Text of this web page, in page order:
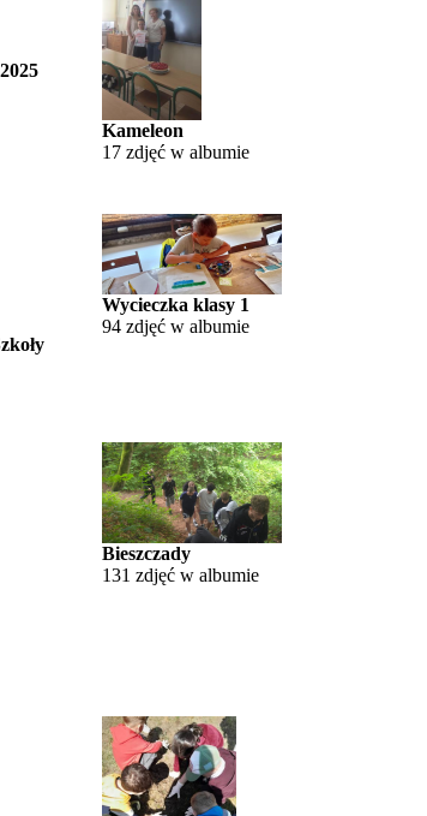
Kameleon
17 zdjęć w albumie
Wycieczka klasy 1
94 zdjęć w albumie
Bieszczady
131 zdjęć w albumie